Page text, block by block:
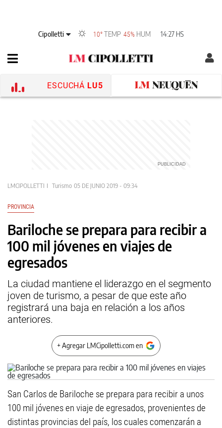
Cipolletti 10°TEMP 45% HUM 14:27 HS
ESCUCHÁ LU5
LMCIPOLLETTI Turismo 05 DE JUNIO 2019 - 09:34
PROVINCIA
Bariloche se prepara para recibir a
100 mil jóvenes en viajes de
egresados
La ciudad mantiene el liderazgo en el segmento
joven de turismo, a pesar de que este año
registrará una baja en relación a los años
anteriores.
+ Agregar LMCipolletti.com en
San Carlos de Bariloche se prepara para recibir a unos
100 mil jóvenes en viaje de egresados, provenientes de
distintas provincias del país, los cuales comenzarán a